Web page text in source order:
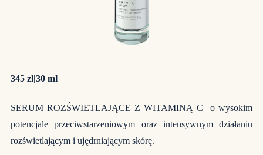
345 zł|30 ml
SERUM ROZŚWIETLAJĄCE Z WITAMINĄ C o wysokim
potencjale przeciwstarzeniowym oraz intensywnym działaniu
rozświetlającym i ujędrniającym skórę.